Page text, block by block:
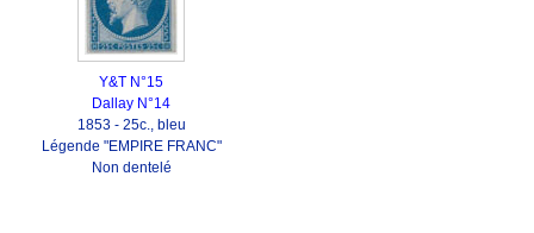
Y&T N°15
Dallay N°14
1853 - 25c., bleu
Légende "EMPIRE FRANC"
Non dentelé